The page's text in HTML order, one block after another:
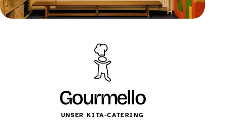
Gourmello
UNSER KITA-CATERING